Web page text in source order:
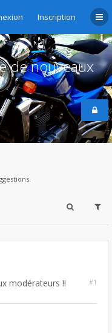
Inscription
de nouveaux
modérateurs !!
#1